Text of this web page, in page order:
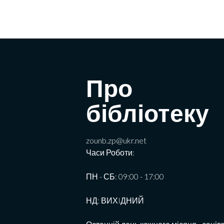
Про
бібліотеку
zounb.zp@ukr.net
Часи Роботи:
ПН - СБ: 09:00 - 17:00
НД: ВИХIДНИЙ